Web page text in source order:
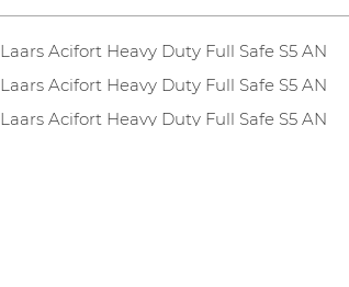
Laars Acifort Heavy Duty Full Safe S5 AN
Laars Acifort Heavy Duty Full Safe S5 AN
Laars Acifort Heavy Duty Full Safe S5 AN